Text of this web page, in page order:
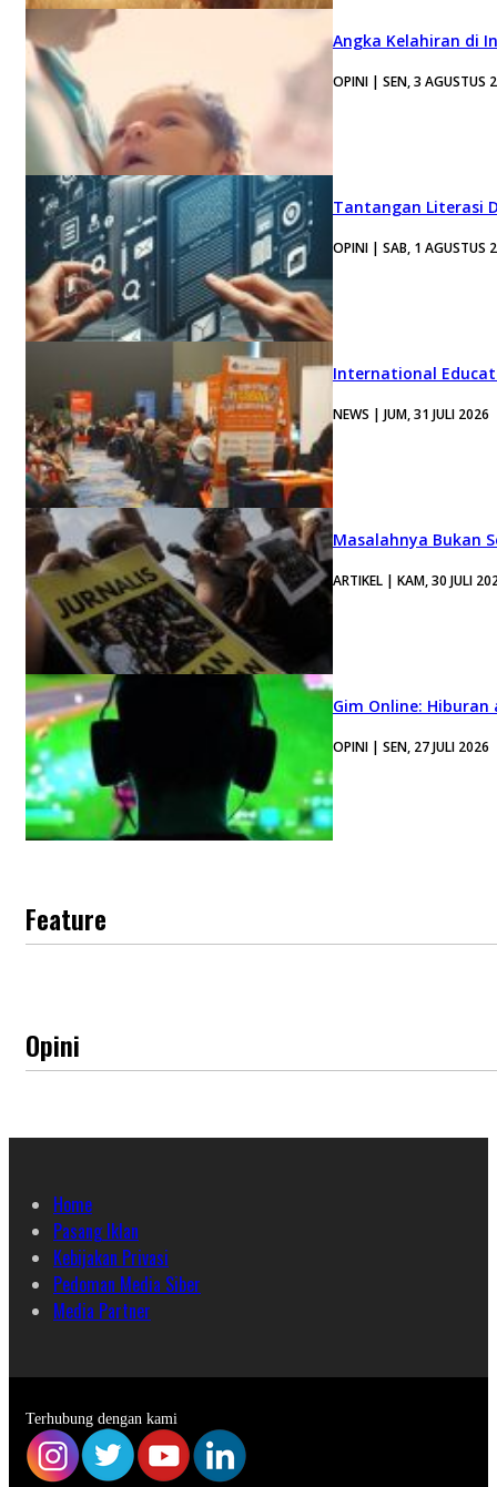
Angka Kelahiran di
OPINI | SEN, 3 AGUSTUS
Tantangan Literasi
OPINI | SAB, 1 AGUSTUS
International
NEWS | JUM, 31 JULI 2026
Masalahnya Bukan
ARTIKEL | KAM, 30 JULI
Gim Online:
OPINI | SEN, 27 JULI 2026
Feature
Opini
Home
Pasang Iklan
Kebijakan Privasi
Pedoman Media Siber
Media Partner
Terhubung dengan kami